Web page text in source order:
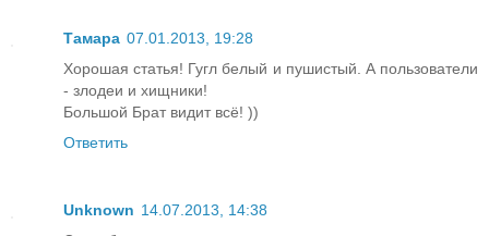
Тамара 07.01.2013, 19:28
Хорошая статья! Гугл белый и пушистый. А пользователи
- злодеи и хищники!
Большой Брат видит всё! ))
Ответить
Unknown 14.07.2013, 14:38